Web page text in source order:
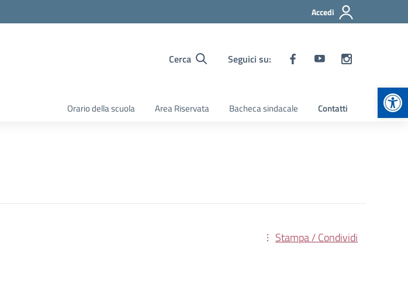
Accedi
Cerca Seguici su:
Orario della scuola Area Riservata Bacheca sindacale Contatti
Stampa / Condividi